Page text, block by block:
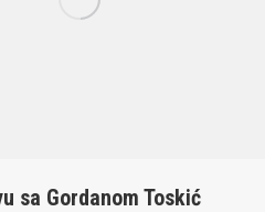
sa Gordanom Toskić